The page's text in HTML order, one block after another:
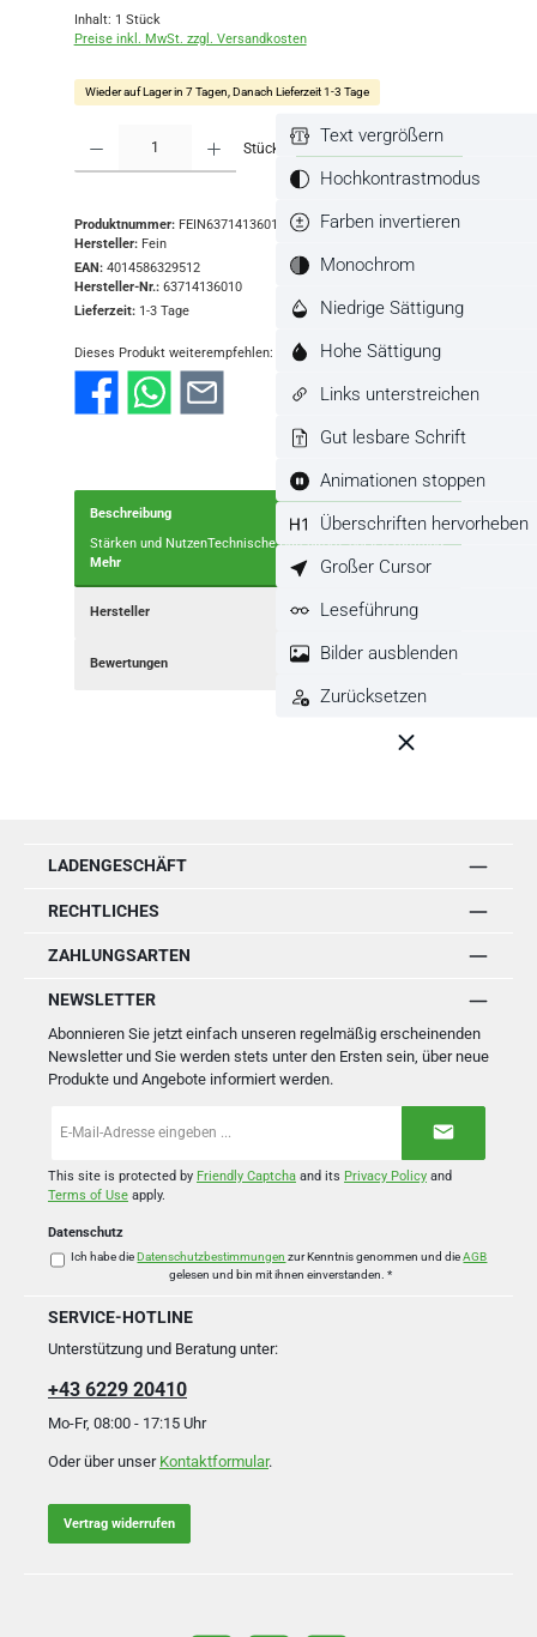
Inhalt: 1 Stück
Preise inkl. MwSt. zzgl. Versandkosten
Wieder auf Lager in 7 Tagen, Danach Lieferzeit 1-3 Tage
Produkt Anzahl: Gib den gewünschten Wert ein oder benutze die
Stück In den Warenkorb
Produktnummer: FEIN63714136010
Hersteller: Fein
EAN: 4014586329512
Hersteller-Nr.: 63714136010
Lieferzeit: 1-3 Tage
Dieses Produkt weiterempfehlen:
Beschreibung
Stärken und NutzenTechnische DatenKorn: 80Lieferumfang
Mehr
Hersteller
Bewertungen
LADENGESCHÄFT
RECHTLICHES
ZAHLUNGSARTEN
NEWSLETTER
Abonnieren Sie jetzt einfach unseren regelmäßig erscheinenden
Newsletter und Sie werden stets unter den Ersten sein, über neue
Produkte und Angebote informiert werden.
Mail-
*
This site is protected by Friendly Captcha and its Privacy Policy and
Terms of Use apply.
Datenschutz
Ich habe dieDatenschutzbestimmungen zur Kenntnis genommen und dieAGB
gelesen und bin mit ihnen einverstanden. *
SERVICE-HOTLINE
Unterstützung und Beratung unter:
+43 6229 20410
Mo-Fr, 08:00 - 17:15 Uhr
Oder über unser Kontaktformular.
Vertrag widerrufen
Text vergrößern
Hochkontrastmodus
Farben invertieren
Monochrom
Niedrige Sättigung
Hohe Sättigung
Links unterstreichen
Gut lesbare Schrift
Animationen stoppen
Überschriften hervorheben
Großer Cursor
Leseführung
Bilder ausblenden
Zurücksetzen